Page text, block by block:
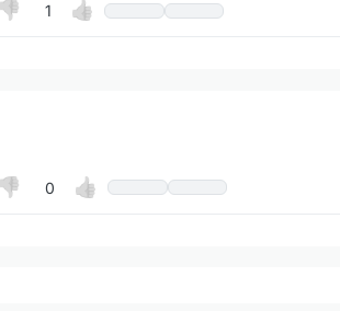
1
0